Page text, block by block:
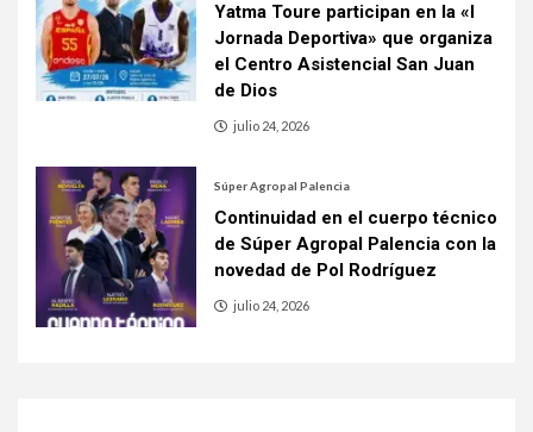
Yatma Toure participan en la «I
Jornada Deportiva» que organiza
el Centro Asistencial San Juan
de Dios
julio 24, 2026
Súper Agropal Palencia
Continuidad en el cuerpo técnico
de Súper Agropal Palencia con la
novedad de Pol Rodríguez
julio 24, 2026